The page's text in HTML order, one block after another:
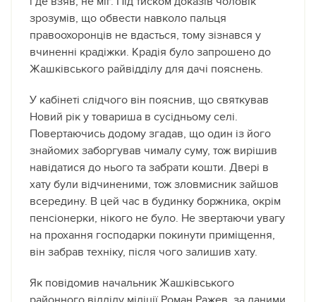
зрозумів, що обвести навколо пальця
правоохоронців не вдасться, тому зізнався у
вчиненні крадіжки. Крадія було запрошено до
Жашківського райвідділу для дачі пояснень.
У кабінеті слідчого він пояснив, що святкував
Новий рік у товариша в сусідньому селі.
Повертаючись додому згадав, що один із його
знайомих заборгував чималу суму, тож вирішив
навідатися до нього та забрати кошти. Двері в
хату були відчиненими, тож зловмисник зайшов
всередину. В цей час в будинку боржника, окрім
пенсіонерки, нікого не було. Не звертаючи увагу
на прохання господарки покинути приміщення,
він забрав техніку, після чого залишив хату.
Як повідомив начальник Жашківського